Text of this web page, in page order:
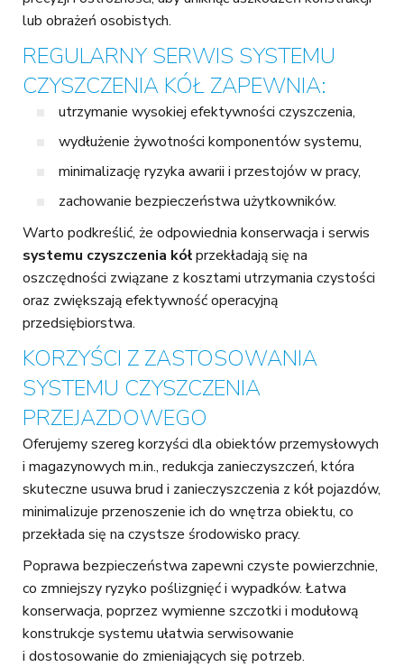
lub obrażeń osobistych.
REGULARNY SERWIS SYSTEMU
CZYSZCZENIA KÓŁ ZAPEWNIA:
utrzymanie wysokiej efektywności czyszczenia,
wydłużenie żywotności komponentów systemu,
minimalizację ryzyka awarii i przestojów w pracy,
zachowanie bezpieczeństwa użytkowników.
Warto podkreślić, że odpowiednia konserwacja i serwis
systemu czyszczenia kółprzekładają się na
oszczędności związane z kosztami utrzymania czystości
oraz zwiększają efektywność operacyjną
przedsiębiorstwa.
KORZYŚCI Z ZASTOSOWANIA
SYSTEMU CZYSZCZENIA
PRZEJAZDOWEGO
Oferujemy szereg korzyści dla obiektów przemysłowych
i magazynowych m.in., redukcja zanieczyszczeń, która
skuteczne usuwa brud i zanieczyszczenia z kół pojazdów,
minimalizuje przenoszenie ich do wnętrza obiektu, co
przekłada się na czystsze środowisko pracy.
Poprawa bezpieczeństwa zapewni czyste powierzchnie,
co zmniejszy ryzyko poślizgnięć i wypadków. Łatwa
konserwacja, poprzez wymienne szczotki i modułową
konstrukcje systemu ułatwia serwisowanie
i dostosowanie do zmieniających się potrzeb.